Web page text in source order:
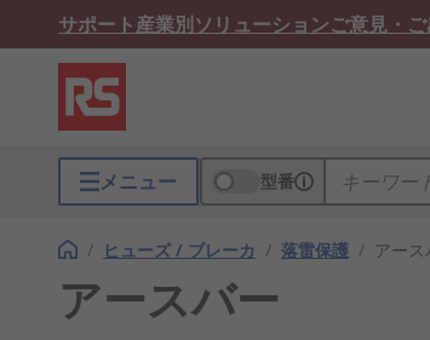
サポート産業別ソリューションご意見・
メニュー 型番
/ ヒューズ / ブレーカ / 落雷保護 / アース
アースバー